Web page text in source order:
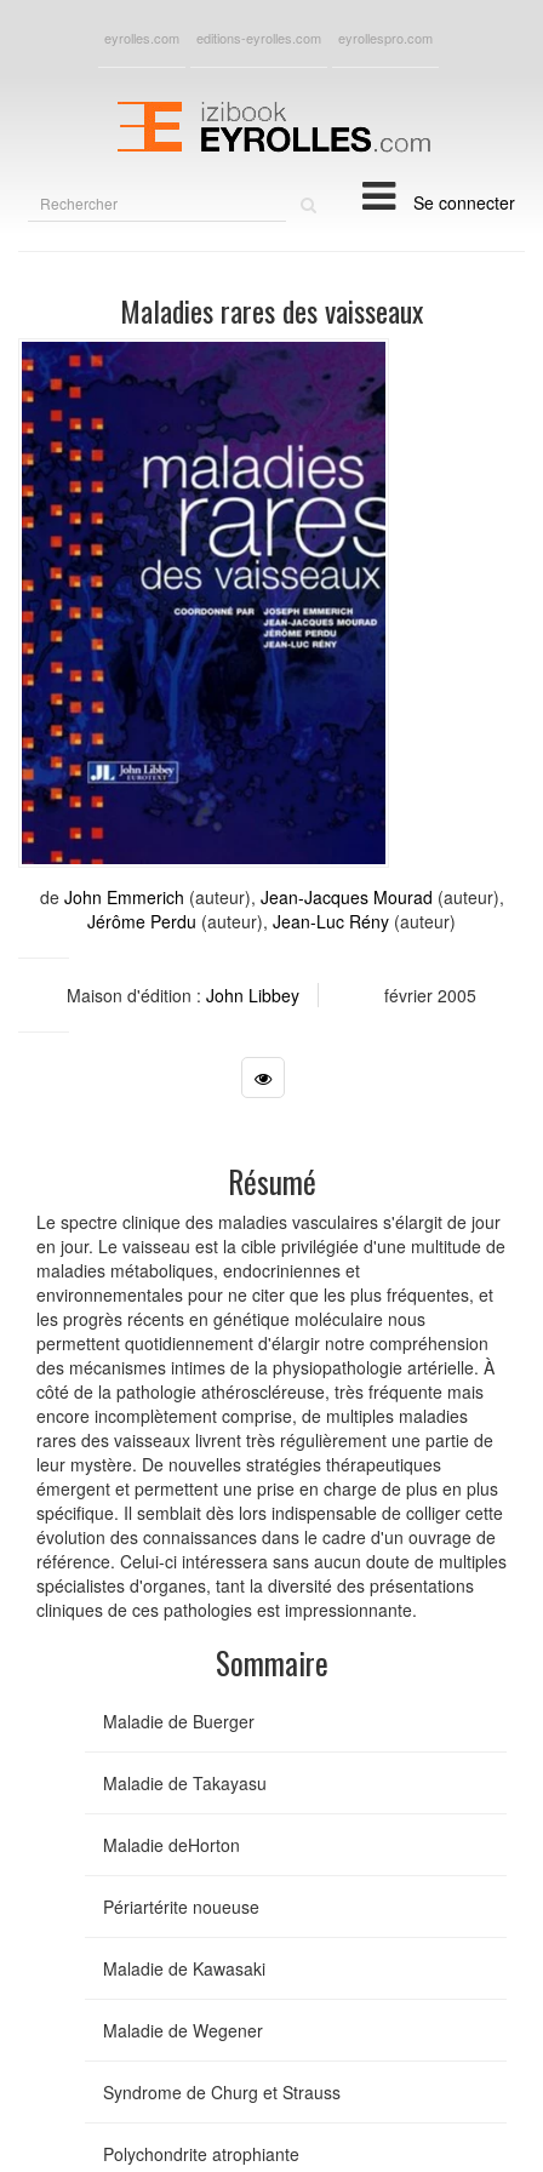
eyrolles.com editions-eyrolles.com eyrollespro.com
Se connecter
Maladies rares des vaisseaux
de John Emmerich (auteur), Jean-Jacques Mourad (auteur),
Jérôme Perdu (auteur), Jean-Luc Rény (auteur)
Maison d'édition : John Libbey février 2005
Résumé
Le spectre clinique des maladies vasculaires s'élargit de jour
en jour. Le vaisseau est la cible privilégiée d'une multitude de
maladies métaboliques, endocriniennes et
environnementales pour ne citer que les plus fréquentes, et
les progrès récents en génétique moléculaire nous
permettent quotidiennement d'élargir notre compréhension
des mécanismes intimes de la physiopathologie artérielle. À
côté de la pathologie athéroscléreuse, très fréquente mais
encore incomplètement comprise, de multiples maladies
rares des vaisseaux livrent très régulièrement une partie de
leur mystère. De nouvelles stratégies thérapeutiques
émergent et permettent une prise en charge de plus en plus
spécifique. Il semblait dès lors indispensable de colliger cette
évolution des connaissances dans le cadre d'un ouvrage de
référence. Celui-ci intéressera sans aucun doute de multiples
spécialistes d'organes, tant la diversité des présentations
cliniques de ces pathologies est impressionnante.
Sommaire
Maladie de Buerger
Maladie de Takayasu
Maladie deHorton
Périartérite noueuse
Maladie de Kawasaki
Maladie de Wegener
Syndrome de Churg et Strauss
Polychondrite atrophiante